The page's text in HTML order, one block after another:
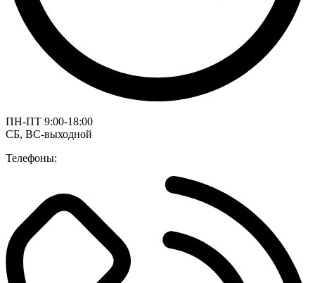
ПН-ПТ 9:00-18:00
СБ, ВС-выходной
Телефоны: